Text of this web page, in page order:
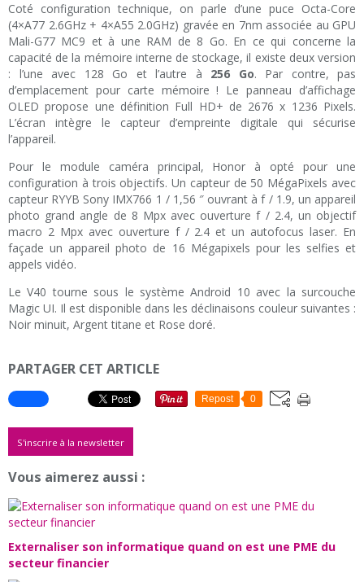
Coté configuration technique, on parle d’une puce Octa-Core
(4×A77 2.6GHz + 4×A55 2.0GHz) gravée en 7nm associée au GPU
Mali-G77 MC9 et à une RAM de 8 Go. En ce qui concerne la
capacité de la mémoire interne de stockage, il existe deux version
: l’une avec 128 Go et l’autre à 256 Go. Par contre, pas
d’emplacement pour carte mémoire ! Le panneau d’affichage
OLED propose une définition Full HD+ de 2676 x 1236 Pixels.
L’écran intègre le capteur d’empreinte digitale qui sécurise
l’appareil.
Pour le module caméra principal, Honor à opté pour une
configuration à trois objectifs. Un capteur de 50 MégaPixels avec
capteur RYYB Sony IMX766 1 / 1,56 ″ ouvrant à f / 1.9, un appareil
photo grand angle de 8 Mpx avec ouverture f / 2.4, un objectif
macro 2 Mpx avec ouverture f / 2.4 et un autofocus laser. En
façade un appareil photo de 16 Mégapixels pour les selfies et
appels vidéo.
Le V40 tourne sous le système Android 10 avec la surcouche
Magic UI. Il est disponible dans les déclinaisons couleur suivantes :
Noir minuit, Argent titane et Rose doré.
PARTAGER CET ARTICLE
Repost 0
S'inscrire à la newsletter
Vous aimerez aussi :
Externaliser son informatique quand on est une PME du
secteur financier